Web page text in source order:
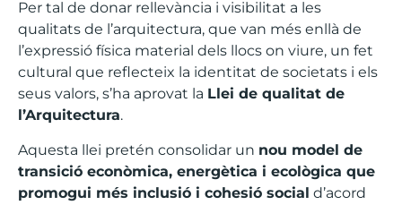
Per tal de donar rellevància i visibilitat a les
qualitats de l’arquitectura, que van més enllà de
l’expressió física material dels llocs on viure, un fet
cultural que reflecteix la identitat de societats i els
seus valors, s’ha aprovat la Llei de qualitat de
l’Arquitectura.
Aquesta llei pretén consolidar un nou model de
transició econòmica, energètica i ecològica que
promogui més inclusió i cohesió social d’acord